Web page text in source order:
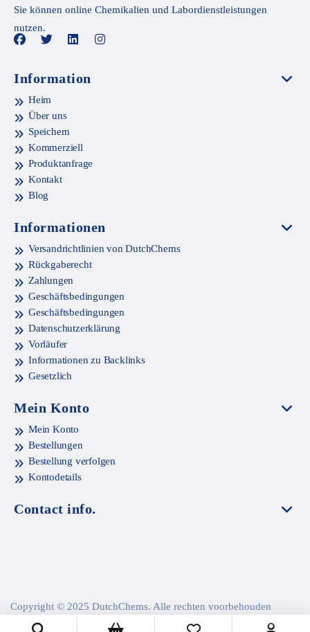
Sie können online Chemikalien und Labordienstleistungen
nutzen.
Information
Heim
Über uns
Speichern
Kommerziell
Produktanfrage
Kontakt
Blog
Informationen
Versandrichtlinien von DutchChems
Rückgaberecht
Zahlungen
Geschäftsbedingungen
Geschäftsbedingungen
Datenschutzerklärung
Vorläufer
Informationen zu Backlinks
Gesetzlich
Mein Konto
Mein Konto
Bestellungen
Bestellung verfolgen
Kontodetails
Contact info.
Copyright © 2025 DutchChems. Alle rechten voorbehouden